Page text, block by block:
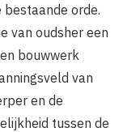
orde.
van oudsher een
bouwwerk
van
en de
tussen de